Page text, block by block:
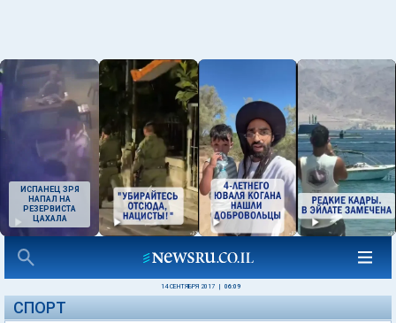
ИСПАНЕЦ ЗРЯ
НАПАЛ НА
РЕЗЕРВИСТА
ЦАХАЛА
14 СЕНТЯБРЯ 2017 06:09
СПОРТ